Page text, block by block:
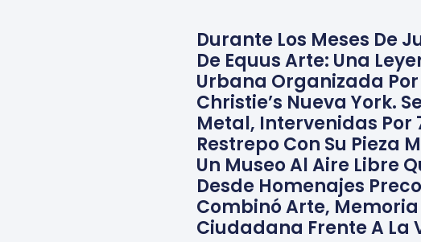
Durante Los Meses De
De Equus Arte: Una
Urbana Organizada
Christie’s Nueva York.
Metal, Intervenidas
Restrepo Con Su Pieza
Un Museo Al Aire Libre
Desde Homenajes
Combinó Arte,
Ciudadana Frente A La